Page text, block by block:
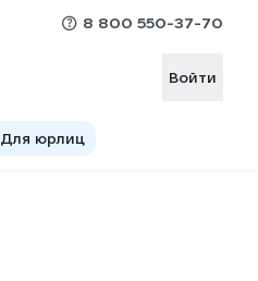
8 800 550-37-70
Войти
Для юрлиц